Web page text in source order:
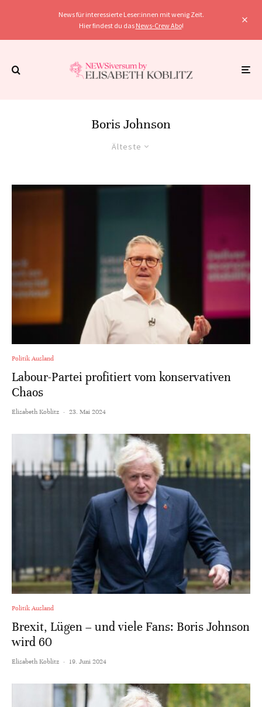
News für interessierte Leser:innen mit wenig Zeit.
Hier findest du das News-Crew Abo!
Boris Johnson
Älteste
Politik Ausland
Labour-Partei profitiert vom konservativen
Chaos
Elisabeth Koblitz · 23. Mai 2024
Politik Ausland
Brexit, Lügen – und viele Fans: Boris Johnson
wird 60
Elisabeth Koblitz · 19. Juni 2024